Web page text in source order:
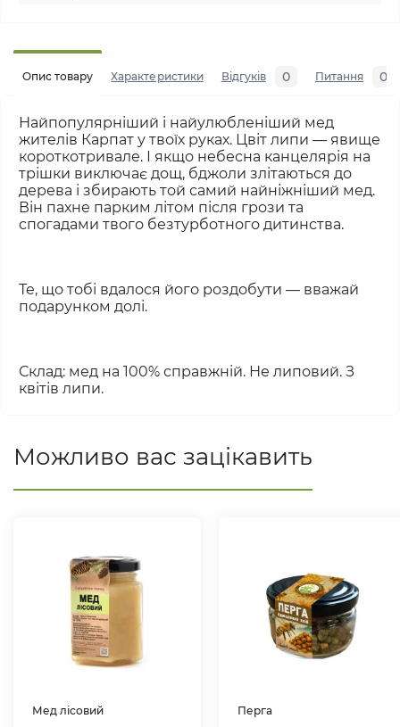
Опис товару Характеристики Відгуків 0 Питання 0
Найпопулярніший і найулюбленіший мед
жителів Карпат у твоїх руках. Цвіт липи — явище
короткотривале. І якщо небесна канцелярія на
трішки виключає дощ, бджоли злітаються до
дерева і збирають той самий найніжніший мед.
Він пахне парким літом після грози та
спогадами твого безтурботного дитинства.
Те, що тобі вдалося його роздобути — вважай
подарунком долі.
Склад: мед на 100% справжній. Не липовий. З
квітів липи.
Можливо вас зацікавить
Мед лісовий Перга